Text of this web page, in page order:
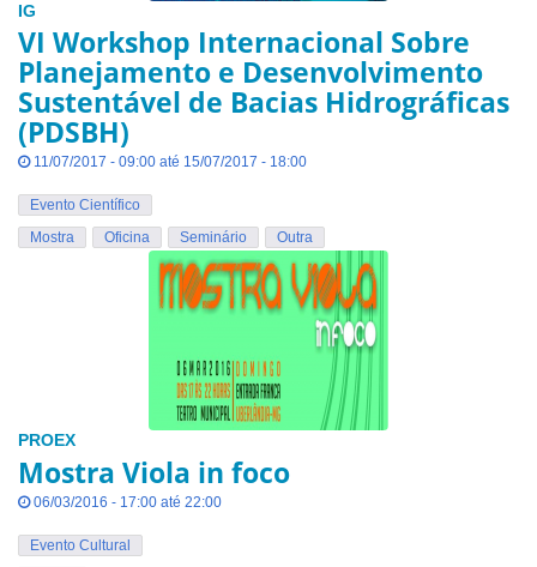
IG
VI Workshop Internacional Sobre
Planejamento e Desenvolvimento
Sustentável de Bacias Hidrográficas
(PDSBH)
11/07/2017 - 09:00 até 15/07/2017 - 18:00
Evento Científico
Mostra
Oficina Seminário Outra
PROEX
Mostra Viola in foco
06/03/2016 - 17:00 até 22:00
Evento Cultural